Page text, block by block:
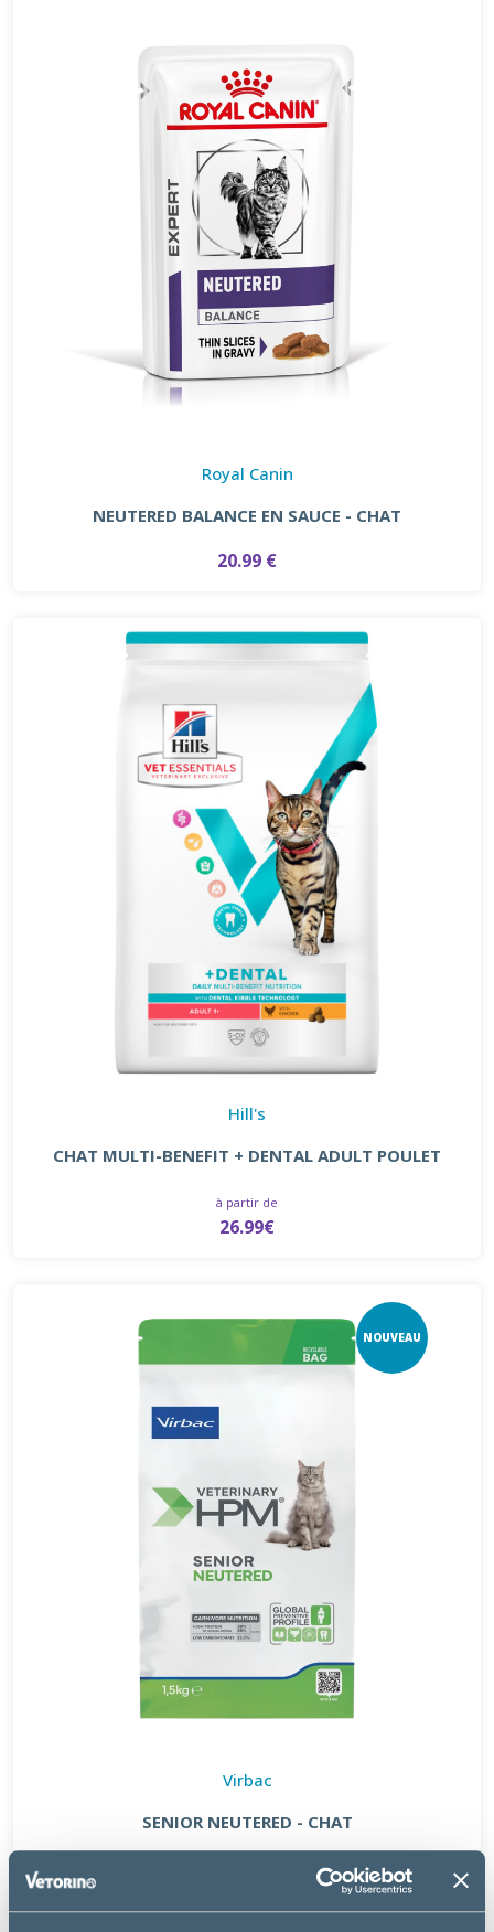
Royal Canin
NEUTERED BALANCE EN SAUCE - CHAT
20.99 €
Hill's
CHAT MULTI-BENEFIT + DENTAL ADULT POULET
à partir de
26.99€
NOUVEAU
Virbac
SENIOR NEUTERED - CHAT